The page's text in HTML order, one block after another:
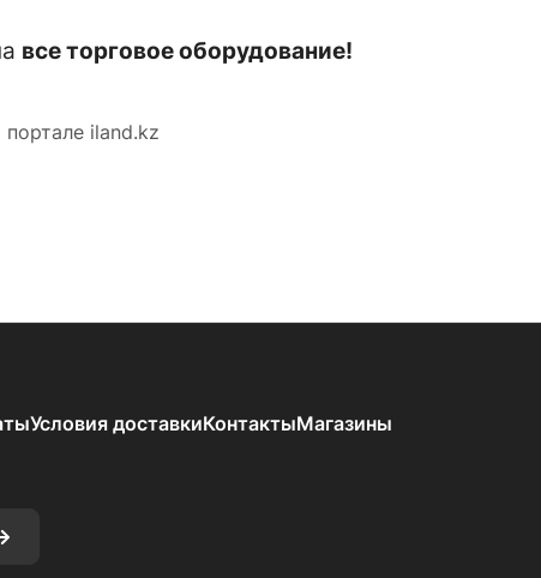
все торговое оборудование!
портале iland.kz
Условия доставкиКонтактыМагазины